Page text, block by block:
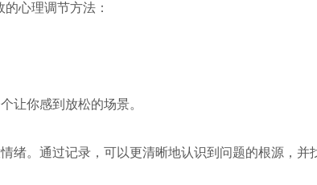
心理调节方法：
让你感到放松的场景。
绪。通过记录，可以更清晰地认识到问题的根源，并